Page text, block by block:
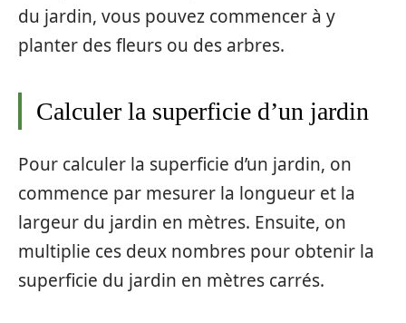
du jardin, vous pouvez commencer à y
planter des fleurs ou des arbres.
Calculer la superficie d’un jardin
Pour calculer la superficie d’un jardin, on
commence par mesurer la longueur et la
largeur du jardin en mètres. Ensuite, on
multiplie ces deux nombres pour obtenir la
superficie du jardin en mètres carrés.